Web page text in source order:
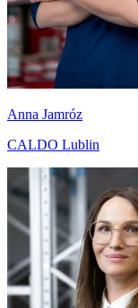
Anna Jamróz
CALDO Lublin